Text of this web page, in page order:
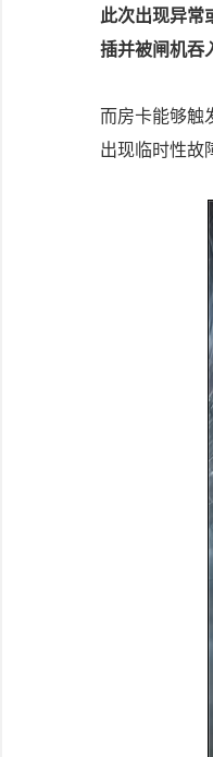
此次出现异常
插并被闸机吞
而房卡能够触
出现临时性故